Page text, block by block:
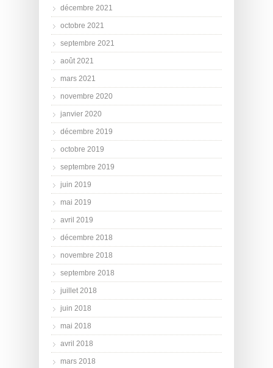
décembre 2021
octobre 2021
septembre 2021
août 2021
mars 2021
novembre 2020
janvier 2020
décembre 2019
octobre 2019
septembre 2019
juin 2019
mai 2019
avril 2019
décembre 2018
novembre 2018
septembre 2018
juillet 2018
juin 2018
mai 2018
avril 2018
mars 2018